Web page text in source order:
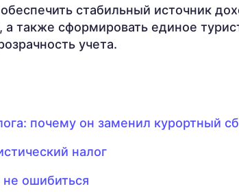
стабильный источник
а также сформировать единое
учета.
почему он заменил курортный
налог
не ошибиться